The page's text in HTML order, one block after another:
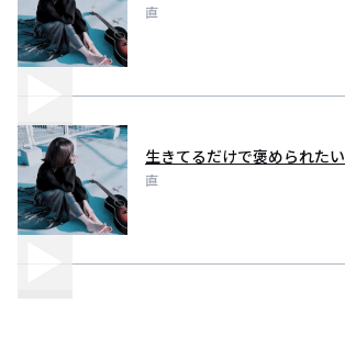
直
生きてるだけで褒められたい
直